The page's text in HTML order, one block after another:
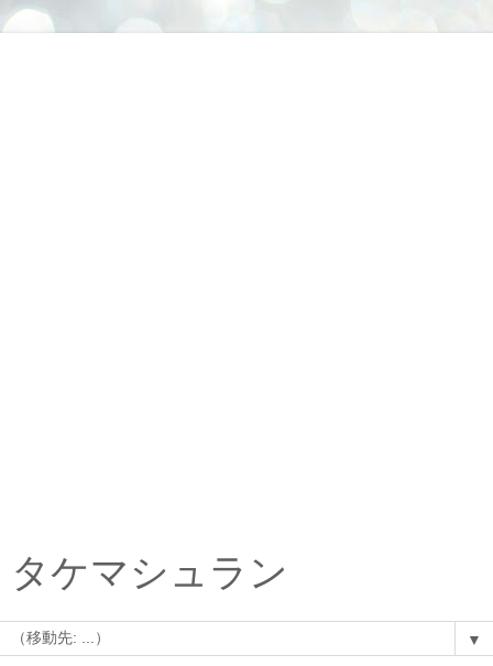
タケマシュラン
▼